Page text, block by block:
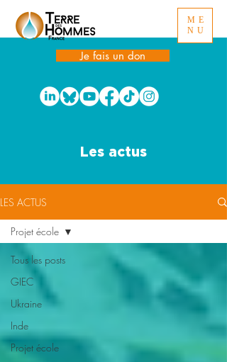
ME
NU
Je fais un don
Les actus
LES ACTUS
Tous les posts
GIEC
Ukraine
Inde
Projet école
Projet école